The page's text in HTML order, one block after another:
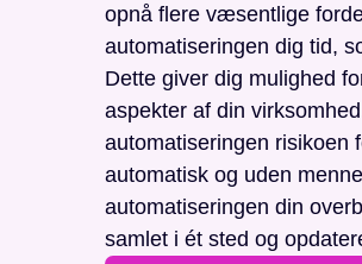
opnå flere væsentlige
automatiseringen dig tid,
Dette giver dig mulighed
aspekter af din
automatiseringen risikoen
automatisk og uden
automatiseringen din
samlet i ét sted og